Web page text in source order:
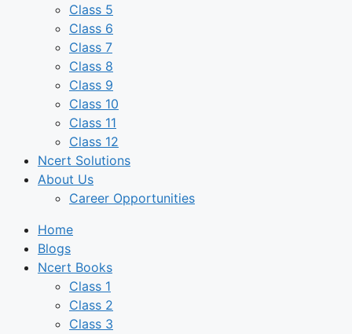
Class 5
Class 6
Class 7
Class 8
Class 9
Class 10
Class 11
Class 12
Ncert Solutions
About Us
Career Opportunities
Home
Blogs
Ncert Books
Class 1
Class 2
Class 3